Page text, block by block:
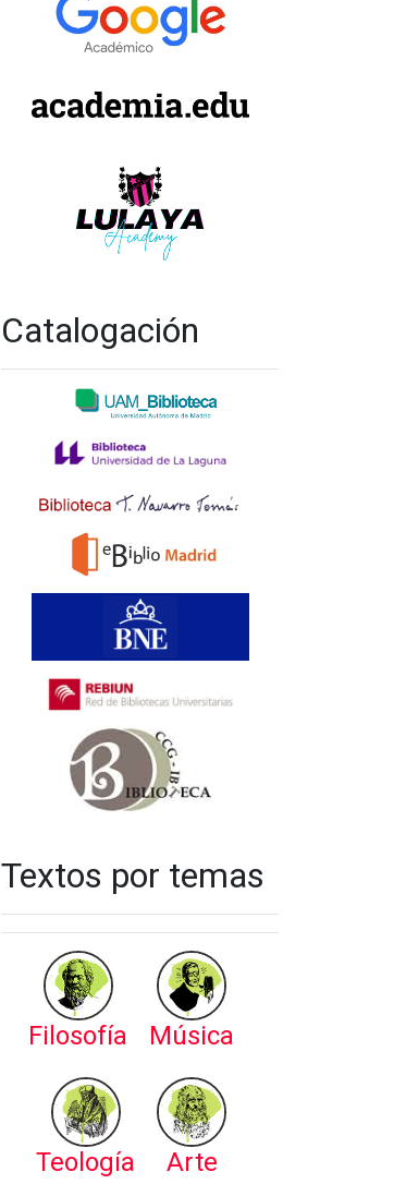
Catalogación
Textos por temas
Filosofía Música
Teología Arte